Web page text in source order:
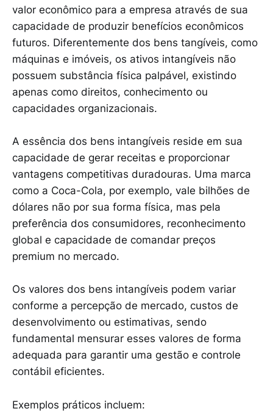
valor econômico para a empresa através de sua
capacidade de produzir benefícios econômicos
futuros. Diferentemente dos bens tangíveis, como
máquinas e imóveis, os ativos intangíveis não
possuem substância física palpável, existindo
apenas como direitos, conhecimento ou
capacidades organizacionais.
A essência dos bens intangíveis reside em sua
capacidade de gerar receitas e proporcionar
vantagens competitivas duradouras. Uma marca
como a Coca-Cola, por exemplo, vale bilhões de
dólares não por sua forma física, mas pela
preferência dos consumidores, reconhecimento
global e capacidade de comandar preços
premium no mercado.
Os valores dos bens intangíveis podem variar
conforme a percepção de mercado, custos de
desenvolvimento ou estimativas, sendo
fundamental mensurar esses valores de forma
adequada para garantir uma gestão e controle
contábil eficientes.
Exemplos práticos incluem: